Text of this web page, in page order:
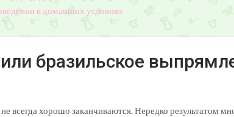
в домашних условиях
бразильское
всегда хорошо заканчиваются. Нередко результатом